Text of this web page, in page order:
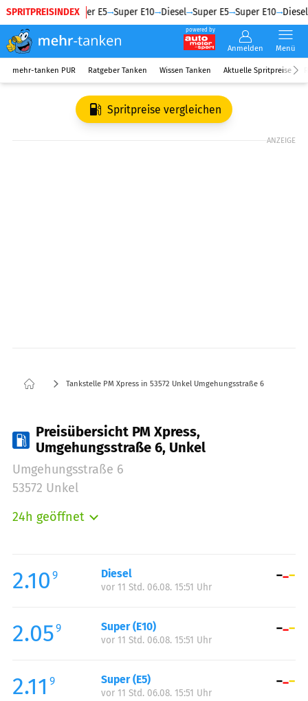
SPRITPREISINDEX
Diesel Super E5 Super E10 Diesel Super E5 Super E10 Diesel
powered by
Anmelden Menü
mehr-tanken PUR Ratgeber Tanken Wissen Tanken Aktuelle Spritpreise
Spritpreise vergleichen
ANZEIGE
Tankstelle PM Xpress in 53572 Unkel Umgehungsstraße 6
Preisübersicht PM Xpress,
Umgehungsstraße 6, Unkel
Umgehungsstraße 6
53572 Unkel
24h geöffnet
Mittwoch:
00:00-24:00
Donnerstag:
Samstag:
00:00-24:00
Sonntag:
2.10 9 Diesel
vor 11 Std. 06.08. 15:51 Uhr
2.059 Super (E10)
vor 11 Std. 06.08. 15:51 Uhr
2.11 9 Super (E5)
vor 11 Std. 06.08. 15:51 Uhr